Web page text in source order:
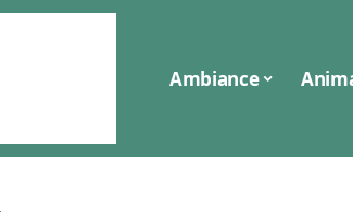
Ambiance